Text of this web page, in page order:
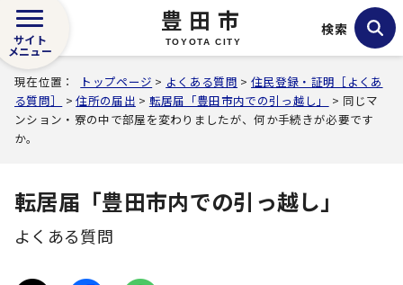
豊田市
TOYOTA CITY
サイト
メニュー
検索
現在位置： トップページ > よくある質問 >住民登録・証明［よくあ
る質問］
>住所の届出 > 転居届「豊田市内での引っ越し」
> 同じマ
ンション・寮の中で部屋を変わりましたが、何か手続きが必要です
か。
転居届「豊田市内での引っ越し」
よくある質問